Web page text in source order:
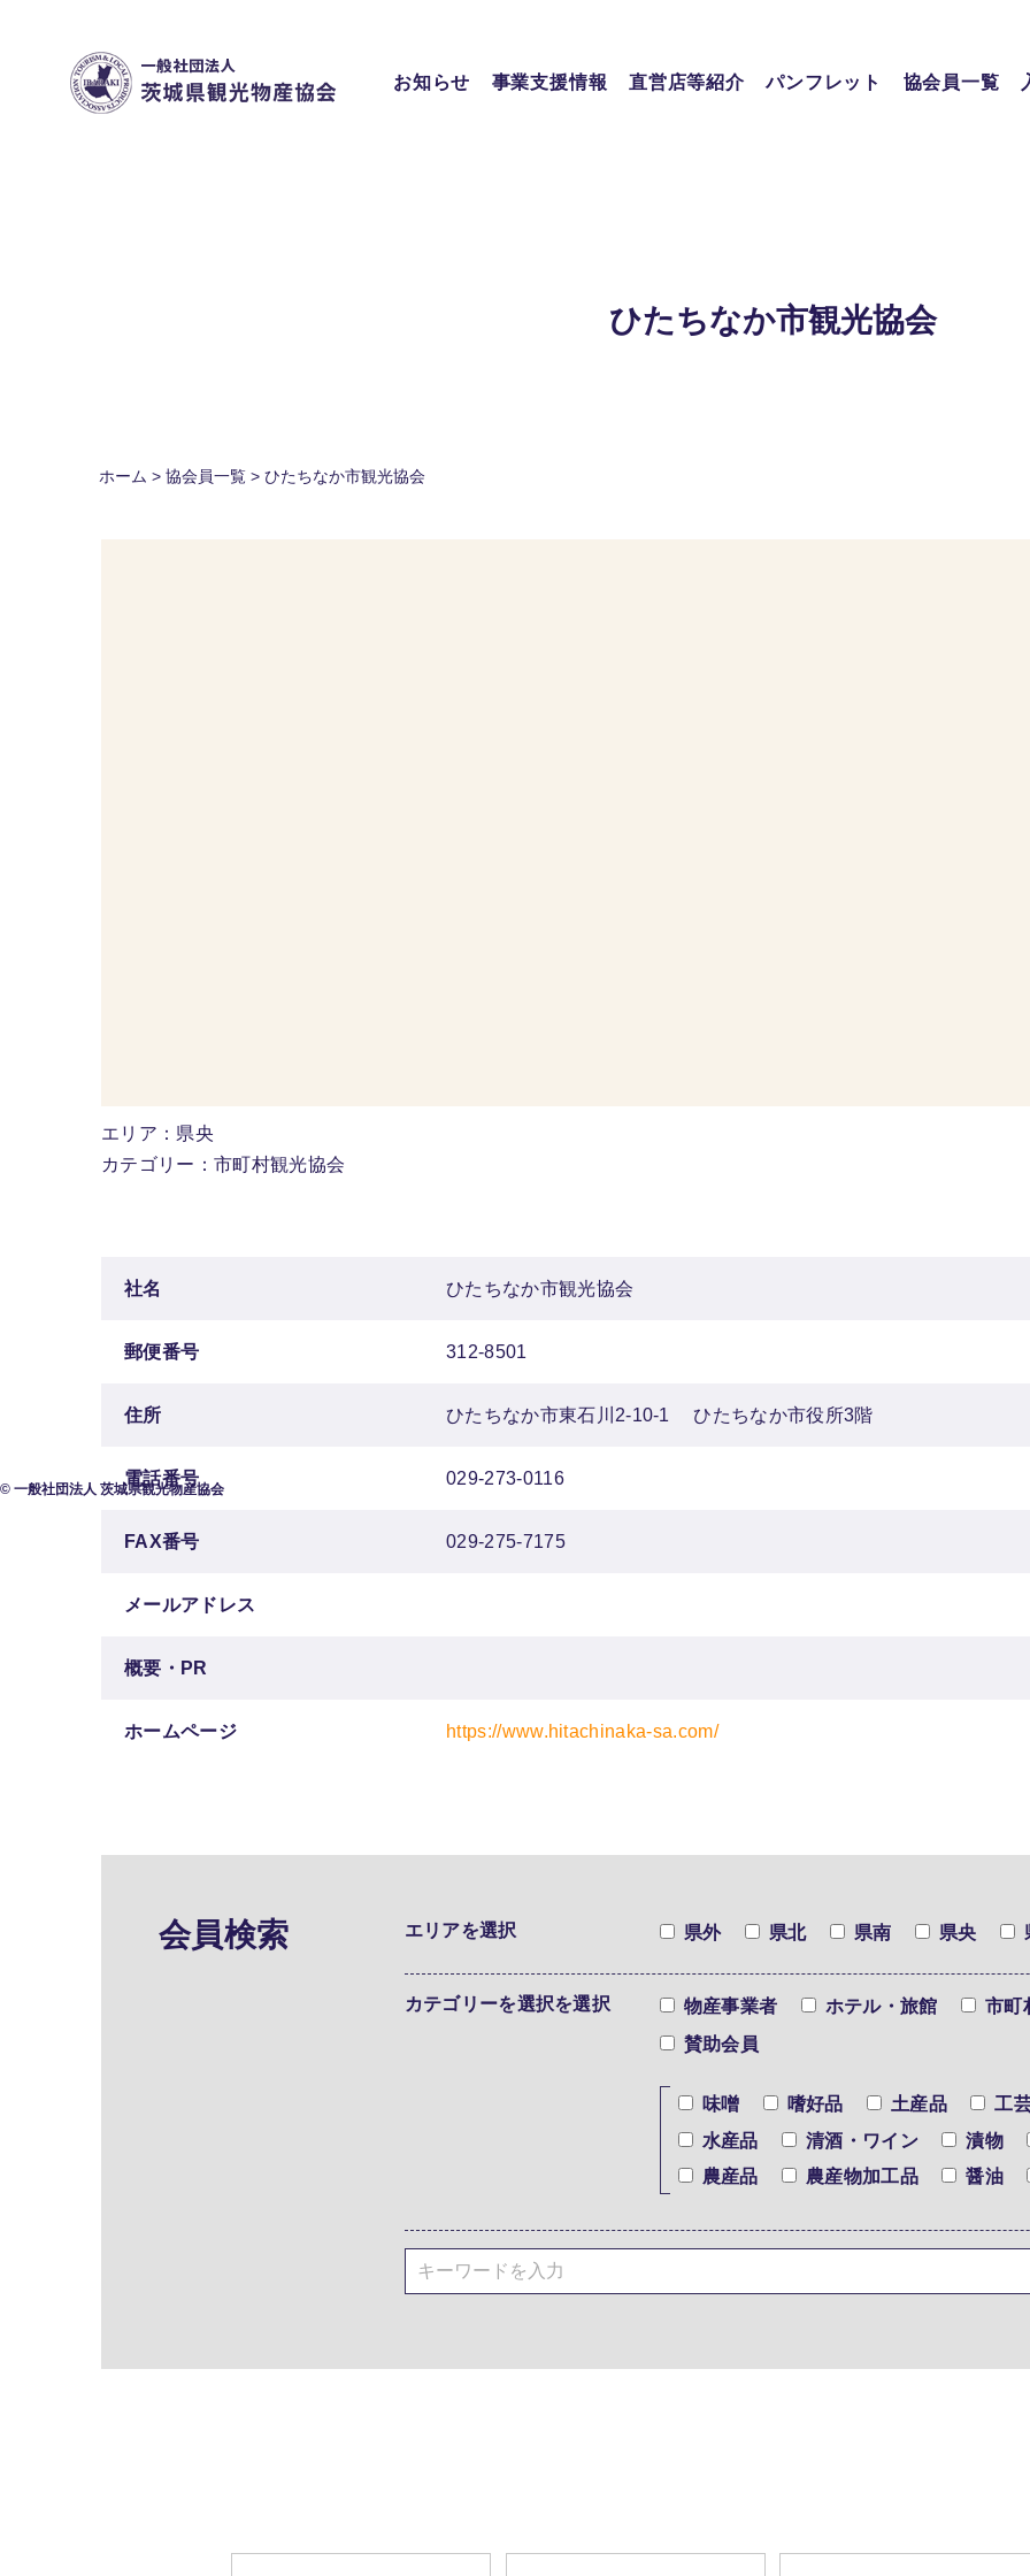
content
お知らせ
事業支援情報 直営店等紹介 パンフレット 協会員一覧
ひたちなか市観光協会
ホーム > 協会員一覧 > ひたちなか市観光協会
エリア：県央
カテゴリー：市町村観光協会
社名 ひたちなか市観光協会
郵便番号 312-8501
住所 ひたちなか市東石川2-10-1 ひたちなか市役所3階
電話番号 029-273-0116
FAX番号 029-275-7175
メールアドレス
概要・PR
ホームページ https://www.hitachinaka-sa.com/
会員検索 エリアを選択 県外 県北 県南 県央
カテゴリーを選択を選択 物産事業者 ホテル・旅館
市町
賛助会員
味噌 嗜好品 土産品
工
水産品
清酒・ワイン
漬物
農産品
農産物加工品 醤油
© 一般社団法人 茨城県観光物産協会